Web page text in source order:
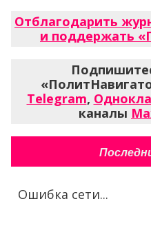
Отблагодарить
и поддержать
Telegram,
каналы
Ошибка сети...